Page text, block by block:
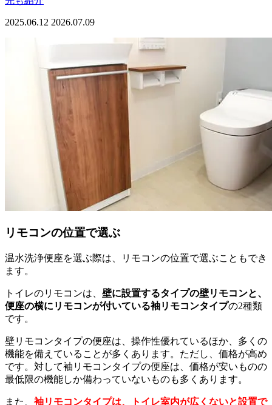
2025.06.12 2026.07.09
リモコンの位置で選ぶ
温水洗浄便座を選ぶ際は、リモコンの位置で選ぶこともでき
ます。
トイレのリモコンは、 壁に設置するタイプの壁リモコンと、
便座の横にリモコンが付いている袖リモコンタイプの2種類
です。
壁リモコンタイプの便座は、操作性優れているほか、多くの
機能を備えていることが多くあります。ただし、価格が高め
です。対して袖リモコンタイプの便座は、価格が安いものの
最低限の機能しか備わっていないものも多くあります。
また、 袖リモコンタイプは、トイレ室内が広くないと設置で